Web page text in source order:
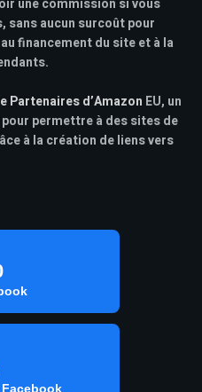
une commission si vous
sans aucun surcoût pour
financement du site et à la
Partenaires d’Amazon EU, un
permettre à des sites de
à la création de liens vers